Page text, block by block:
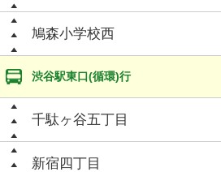
鳩森小学校西
渋谷駅東口(循環)行
千駄ヶ谷五丁目
新宿四丁目